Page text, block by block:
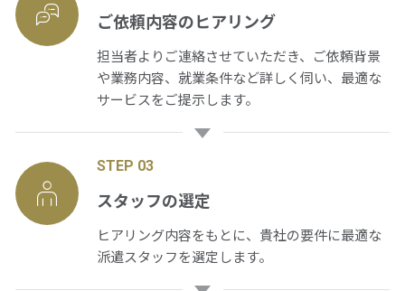
ご依頼内容のヒアリング
担当者よりご連絡させていただき、ご依頼背景
や業務内容、就業条件など詳しく伺い、最適な
サービスをご提示します。
STEP 03
スタッフの選定
ヒアリング内容をもとに、貴社の要件に最適な
派遣スタッフを選定します。